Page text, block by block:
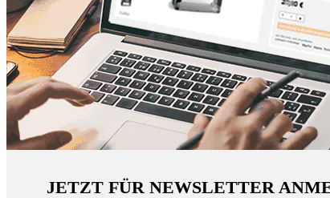
JETZT FÜR NEWSLETTER